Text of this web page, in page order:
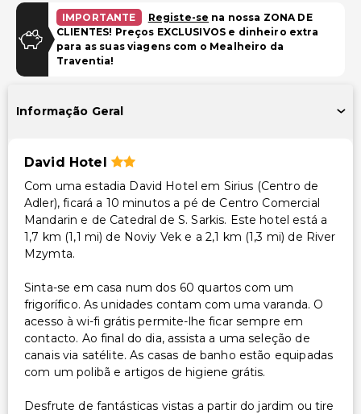
Transporte
Transporte para o aeroporto (custo adicional)
Transporte gratuito para o aeroporto - retirada
Acessibilidade
Outros serviços
Cofre na recepção
Equipa multilíngue
Serviço de lavanderia
IMPORTANTE Registe-se na nossa ZONA DE
CLIENTES! Preços EXCLUSIVOS e dinheiro extra
para as suas viagens com o Mealheiro da
Traventia!
Informação Geral
David Hotel
Com uma estadia David Hotel em Sirius (Centro de
Adler), ficará a 10 minutos a pé de Centro Comercial
Mandarin e de Catedral de S. Sarkis. Este hotel está a
1,7 km (1,1 mi) de Noviy Vek e a 2,1 km (1,3 mi) de River
Mzymta.
Sinta-se em casa num dos 60 quartos com um
frigorífico. As unidades contam com uma varanda. O
acesso à wi-fi grátis permite-lhe ficar sempre em
contacto. Ao final do dia, assista a uma seleção de
canais via satélite. As casas de banho estão equipadas
com um polibã e artigos de higiene grátis.
Desfrute de fantásticas vistas a partir do jardim ou tire